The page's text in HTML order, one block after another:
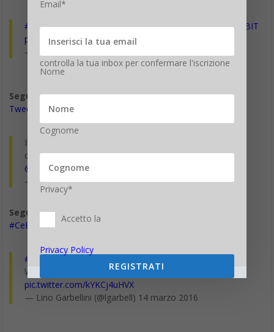
#GutenMorgenda#Hannoverdal Maschpark –#DigiCeBIT
pic.twitter.com/IEzenLACge
— Franz Russo (@franzrusso)
Segui il viaggio di Digitalic al CeBIT #DigiCeBIT
Tweet riguardo #DigiCebit
Il sistema basato su droni e bigData per la sicurezza
cittadina, anche durante la maratona#digicebit
@HuaweiItalia pic.twitter.com/R8QKVXp2ru
— Lino Garbellini (@lgarbell)14 marzo 2016
Segui l’hashtag ufficaile #CeBIT2016
#CeBIT2016
#thumbcoach
per rilassare le dita dall'uso massiccio di
WhatsApp, Twitter e FB#DigiCeBIT
pic.twitter.com/kYKCj4uHVX
— Lino Garbellini (@lgarbell) 14 marzo 2016
Email*
controlla la tua inbox per confermare l'iscrizione
Nome
Cognome
Privacy*
Accetto la
Privacy Policy
REGISTRATI